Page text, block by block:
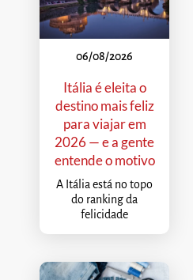
06/08/2026
Itália é eleita o
destino mais feliz
para viajar em
2026 — e a gente
entende o motivo
A Itália está no topo
do ranking da
felicidade